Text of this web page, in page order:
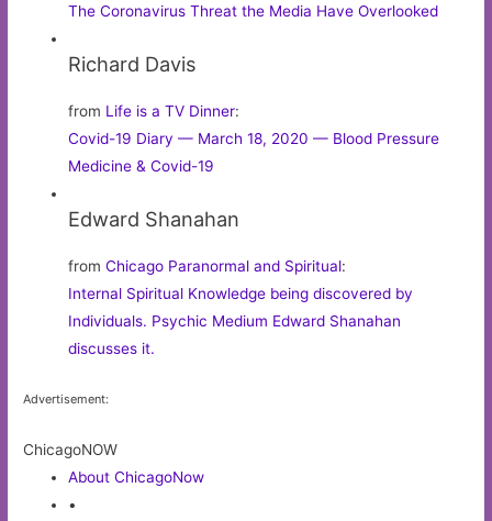
The Coronavirus Threat the Media Have Overlooked
Richard Davis
from Life is a TV Dinner:
Covid-19 Diary — March 18, 2020 — Blood Pressure
Medicine & Covid-19
Edward Shanahan
fromChicago Paranormal and Spiritual:
Internal Spiritual Knowledge being discovered by
Individuals. Psychic Medium Edward Shanahan
discusses it.
Advertisement:
ChicagoNOW
About ChicagoNow
•